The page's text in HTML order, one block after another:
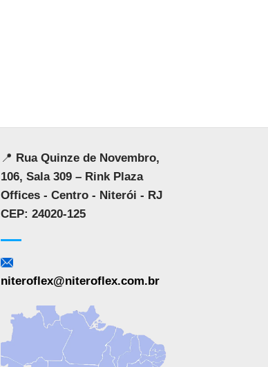
📍 Rua Quinze de Novembro,
106, Sala 309 – Rink Plaza
Offices - Centro - Niterói - RJ
CEP: 24020-125
niteroflex@niteroflex.com.br